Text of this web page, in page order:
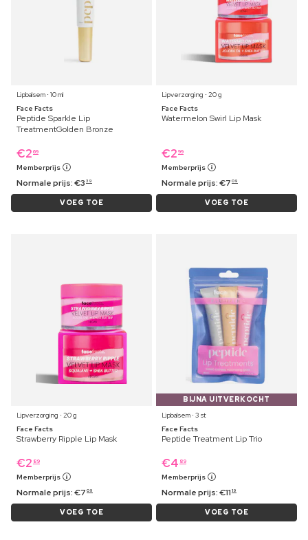
Lipbalsem ⋅ 10 ml
Face Facts
Peptide Sparkle Lip
TreatmentGolden Bronze
€2 69
Memberprijs
Normale prijs:€3 39
VOEG TOE
Lipverzorging ⋅ 20 g
Face Facts
Watermelon Swirl Lip Mask
€2 99
Memberprijs
Normale prijs:€7 09
VOEG TOE
Lipverzorging ⋅ 20 g
Face Facts
Strawberry Ripple Lip Mask
€2 89
Memberprijs
Normale prijs:€7 09
VOEG TOE
BIJNA UITVERKOCHT
Lipbalsem ⋅ 3 st
Face Facts
Peptide Treatment Lip Trio
€4 89
Memberprijs
Normale prijs:€11 19
VOEG TOE